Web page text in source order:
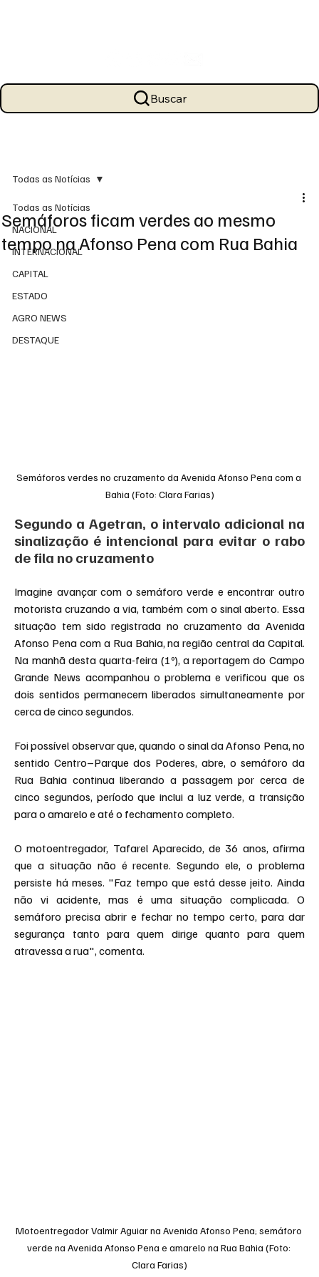
Buscar
Todas as Notícias
NACIONAL
INTERNACIONAL
CAPITAL
ESTADO
AGRO NEWS
DESTAQUE
Todas as Notícias
Semáforos ficam verdes ao mesmo
tempo na Afonso Pena com Rua Bahia
Semáforos verdes no cruzamento da Avenida Afonso Pena com a
Bahia (Foto: Clara Farias)
Segundo a Agetran, o intervalo adicional na
sinalização é intencional para evitar o rabo
de fila no cruzamento
Imagine avançar com o semáforo verde e encontrar outro
motorista cruzando a via, também com o sinal aberto. Essa
situação tem sido registrada no cruzamento da Avenida
Afonso Pena com a Rua Bahia, na região central da Capital.
Na manhã desta quarta-feira (1º), a reportagem do Campo
Grande News acompanhou o problema e verificou que os
dois sentidos permanecem liberados simultaneamente por
cerca de cinco segundos.
Foi possível observar que, quando o sinal da Afonso Pena, no
sentido Centro–Parque dos Poderes, abre, o semáforo da
Rua Bahia continua liberando a passagem por cerca de
cinco segundos, período que inclui a luz verde, a transição
para o amarelo e até o fechamento completo.
O motoentregador, Tafarel Aparecido, de 36 anos, afirma
que a situação não é recente. Segundo ele, o problema
persiste há meses. "Faz tempo que está desse jeito. Ainda
não vi acidente, mas é uma situação complicada. O
semáforo precisa abrir e fechar no tempo certo, para dar
segurança tanto para quem dirige quanto para quem
atravessa a rua", comenta.
Motoentregador Valmir Aguiar na Avenida Afonso Pena; semáforo
verde na Avenida Afonso Pena e amarelo na Rua Bahia (Foto:
Clara Farias)